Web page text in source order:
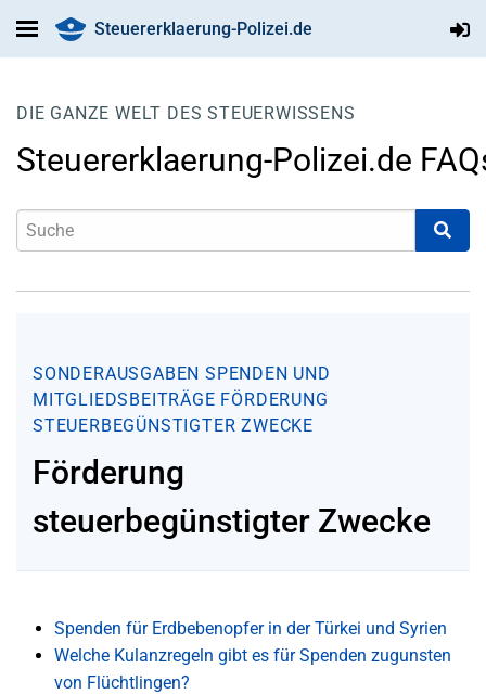
Steuererklaerung-Polizei.de
DIE GANZE WELT DES STEUERWISSENS
Steuererklaerung-Polizei.de
SONDERAUSGABEN SPENDEN UND
MITGLIEDSBEITRÄGE FÖRDERUNG
STEUERBEGÜNSTIGTER ZWECKE
Förderung
steuerbegünstigter Zwecke
Spenden für Erdbebenopfer in der Türkei und Syrien
Welche Kulanzregeln gibt es für Spenden zugunsten
von Flüchtlingen?